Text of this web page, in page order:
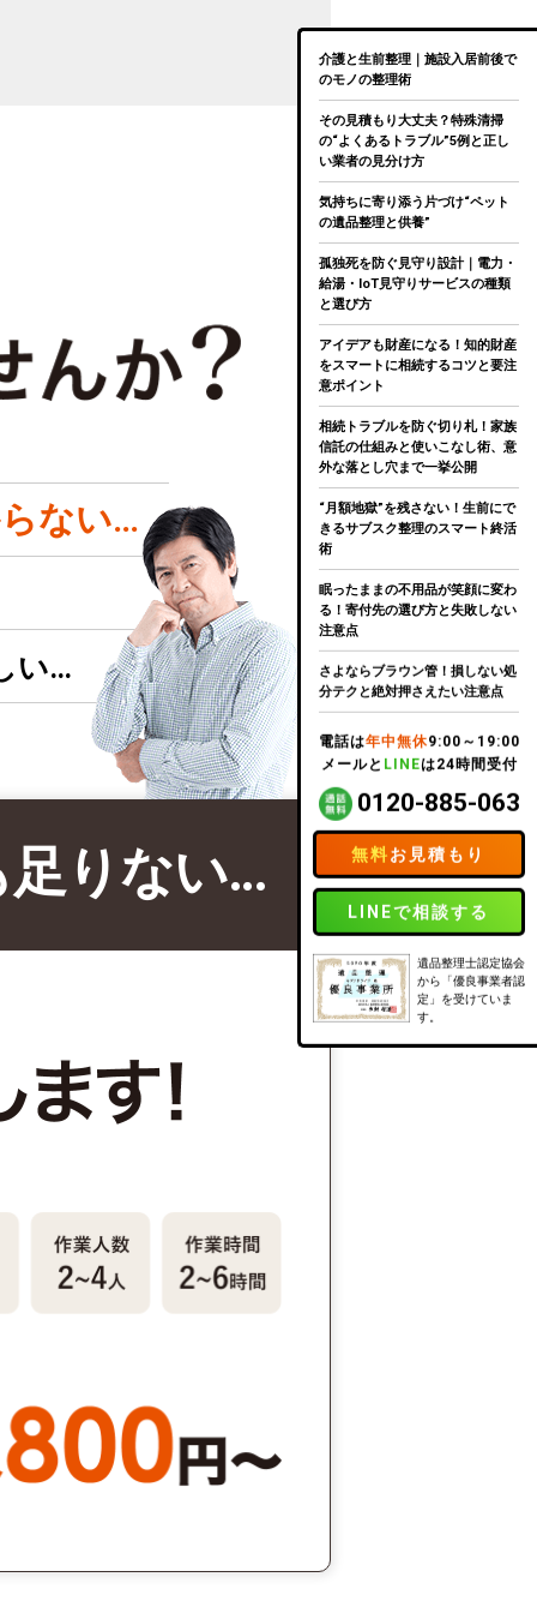
ない…
い…
足りない…
介護と生前整理｜施設入居前後で
のモノの整理術
その見積もり大丈夫？特殊清掃
の“よくあるトラブル”5例と正し
い業者の見分け方
気持ちに寄り添う片づけ“ペット
の遺品整理と供養”
孤独死を防ぐ見守り設計｜電力・
給湯・IoT見守りサービスの種類
と選び方
アイデアも財産になる！知的財産
をスマートに相続するコツと要注
意ポイント
相続トラブルを防ぐ切り札！家族
信託の仕組みと使いこなし術、意
外な落とし穴まで一挙公開
“月額地獄”を残さない！生前にで
きるサブスク整理のスマート終活
術
眠ったままの不用品が笑顔に変わ
る！寄付先の選び方と失敗しない
注意点
さよならブラウン管！損しない処
分テクと絶対押さえたい注意点
電話は年中無休9:00～19:00
メールと LINEは24時間受付
0120-885-063
無料お見積もり
LINEで相談する
遺品整理士認定協会
から「優良事業者認
定」を受けていま
す。